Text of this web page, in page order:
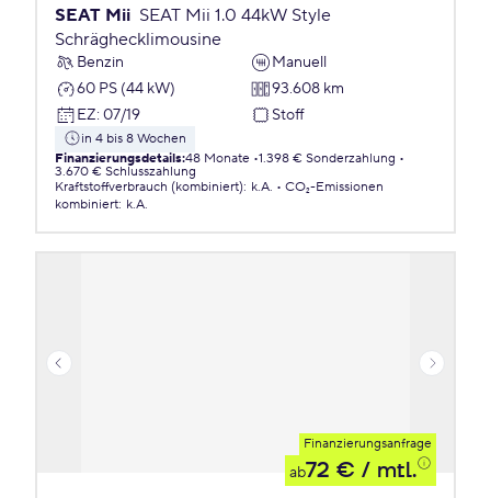
SEAT Mii SEAT Mii 1.0 44kW Style
Schräghecklimousine
Benzin
Manuell
60 PS (44 kW)
93.608 km
EZ: 07/19 Stoff
in 4 bis 8 Wochen
Finanzierungsdetails:48 Monate 1.398 € Sonderzahlung
3.670 € Schlusszahlung
Kraftstoffverbrauch (kombiniert): k.A.
CO₂-Emissionen
kombiniert: k.A.
Finanzierungsanfrage
ab72 € / mtl.